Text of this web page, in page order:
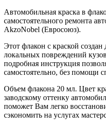
Автомобильная краска в
самостоятельного ремонта
AkzoNobel (Евросоюз).
Этот флакон с краской создан
локальных повреждений
подробная инструкция
самостоятельно, без помощи
Объем флакона 20 мл. Цвет
заводскому оттенку
поможет Вам легко
сэкономить на услугах